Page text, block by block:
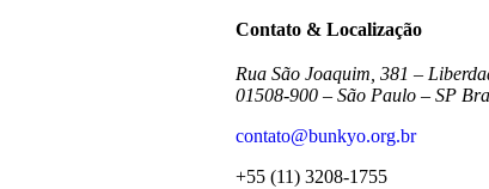
Contato & Localização
Rua São Joaquim, 381 –
01508-900 – São Paulo – SP
contato@bunkyo.org.br
+55 (11) 3208-1755